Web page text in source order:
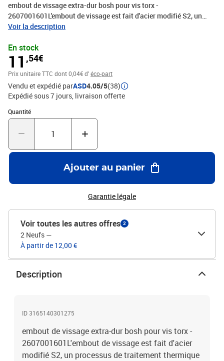
embout de vissage extra-dur bosh pour vis torx -
2607001601L'embout de vissage est fait d'acier modifié S2, un
processus de traitement thermique optimisé confère à l'embout
soit la tâche. La zone de torsion conique de l'embout absorbe la
force et les vibrations du vissage, ce qui améliore l'absorption des
pics de couple. De plus, l'embout est doté d'une queue hexagonale
1/4'' pour un vissage universel avec les visseuses et perceuses-
visseuses. Caractéristiques techniques :Type de métal : Acier
modifié S2Zone de torsion conique pour l'amélioration
d'absorption des pics de couple
Voir la description
En stock
11 ,54€
Prix unitaire TTC dont 0,04€ d'éco-part
Vendu et expédié parASD4.05/5(38)
Expédié sous 7 jours livraison offerte
Quantité
Quantité : 1
Ajouter au panier
Garantie légale
Voir toutes les autres offres 2
2 Neufs —
À partir de 12,00 €
Description
ID 3165140301275
embout de vissage extra-dur bosh pour vis torx -
2607001601L'embout de vissage est fait d'acier
modifié S2, un processus de traitement thermique